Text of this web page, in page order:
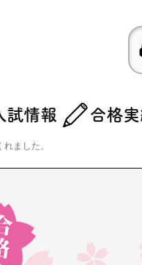
試情報 合格
ました。